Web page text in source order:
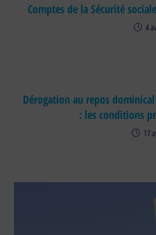
Comptes de la Sécurité
4
Dérogation au repos
: les conditions
17